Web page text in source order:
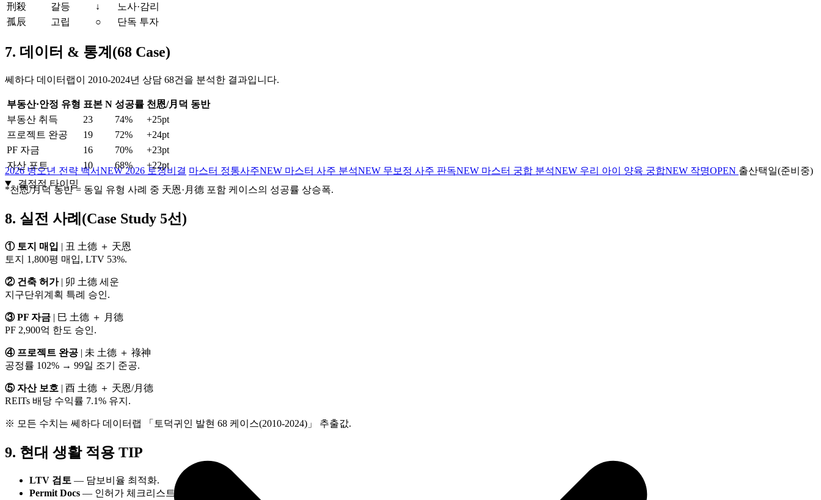
2026 병오년 전략 백서NEW 2026 토정비결 마스터 정통사주NEW 마스터 사주 분석NEW 무보정 사주 판독NEW 마스터 궁합 분석NEW 우리 아이 양육 궁합NEW 작명OPEN 출산택일(준비중)
결정적 타이밍
刑殺
갈등 ↓
노사·감리
孤辰
고립 ○ 단독 투자
7. 데이터 & 통계(68 Case)
쎄하다 데이터랩이 2010‑2024년 상담 68건을 분석한 결과입니다.
부동산·안정 유형 표본 N 성공률 천恩/月덕 동반
부동산 취득
23 74%
+25pt
프로젝트 완공
19 72%
+24pt
PF 자금
16 70%
+23pt
자산 포트
10 68% +22pt
*천恩/月덕 동반 = 동일 유형 사례 중 天恩·月德 포함 케이스의 성공률 상승폭.
8. 실전 사례(Case Study 5선)
① 토지 매입 | 丑 土德 ＋ 天恩
토지 1,800평 매입, LTV 53%.
② 건축 허가| 卯 土德 세운
지구단위계획 특례 승인.
③ PF 자금 | 巳 土德 ＋ 月德
PF 2,900억 한도 승인.
④ 프로젝트 완공 | 未 土德 ＋ 祿神
공정률 102% → 99일 조기 준공.
⑤ 자산 보호 | 酉 土德 ＋ 天恩/月德
REITs 배당 수익률 7.1% 유지.
※ 모든 수치는 쎄하다 데이터랩 「토덕귀인 발현 68 케이스(2010‑2024)」 추출값.
9. 현대 생활 적용 TIP
LTV 검토 — 담보비율 최적화.
Permit Docs — 인허가 체크리스트.